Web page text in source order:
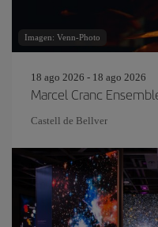
Imagen: Venn-Photo
18 ago 2026 - 18 ago 2026
Marcel Cranc
Castell de Bellver